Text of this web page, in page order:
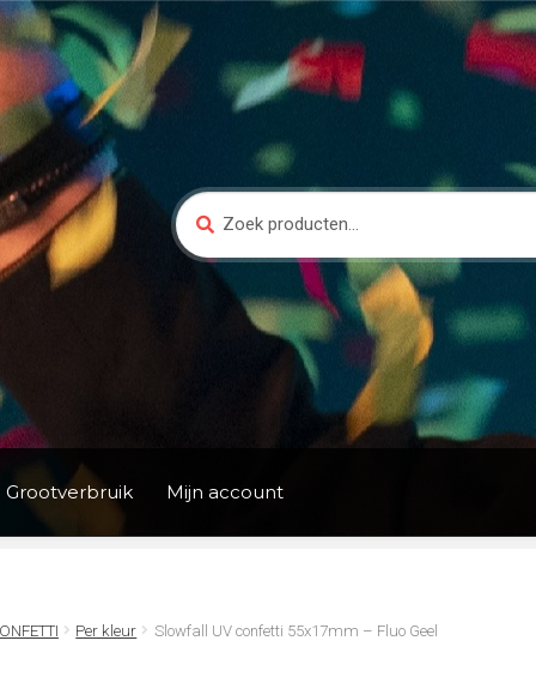
Zoeken
naar:
Zoeken
Grootverbruik Mijn account
Per kleur Slowfall UV confetti 55x17mm – Fluo Geel